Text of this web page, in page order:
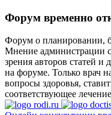
Форум временно
Форум о планировании,
Мнение администрации
зрения авторов статей
на форуме. Только врач
вопросы здоровья,
соответствующее